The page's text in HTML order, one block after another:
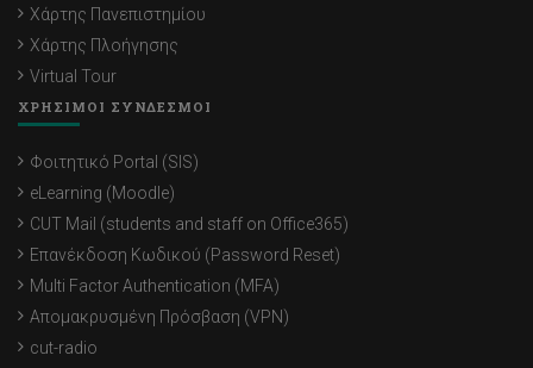
Χάρτης Πανεπιστημίου
Χάρτης Πλοήγησης
Virtual Tour
ΧΡΗΣΙΜΟΙ ΣΥΝΔΕΣΜΟΙ
Φοιτητικό Portal (SIS)
eLearning (Moodle)
CUT Mail (students and staff on Office365)
Επανέκδοση Κωδικού (Password Reset)
Multi Factor Authentication (MFA)
Απομακρυσμένη Πρόσβαση (VPN)
cut-radio